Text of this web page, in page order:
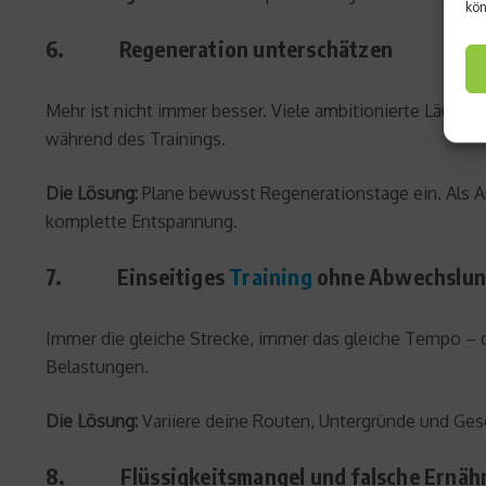
6. Regeneration unterschätzen
Mehr ist nicht immer besser. Viele ambitionierte Läufer
während des Trainings.
Die Lösung: Plane bewusst Regenerationstage ein. Als
komplette Entspannung.
7. Einseitiges Training ohne
Immer die gleiche Strecke, immer das gleiche Tempo
Belastungen.
Die Lösung: Variiere deine Routen, Untergründe und
8. Flüssigkeitsmangel und falsche